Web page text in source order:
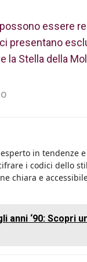
essere
presentano
la Stella della
in tendenze
i codici dello
chiara e
anni ‘90: Scopri